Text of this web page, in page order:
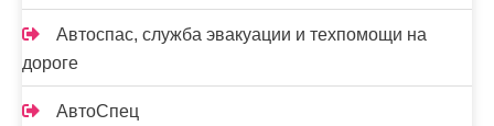
Автоспас, служба эвакуации и техпомощи на
дороге
АвтоСпец